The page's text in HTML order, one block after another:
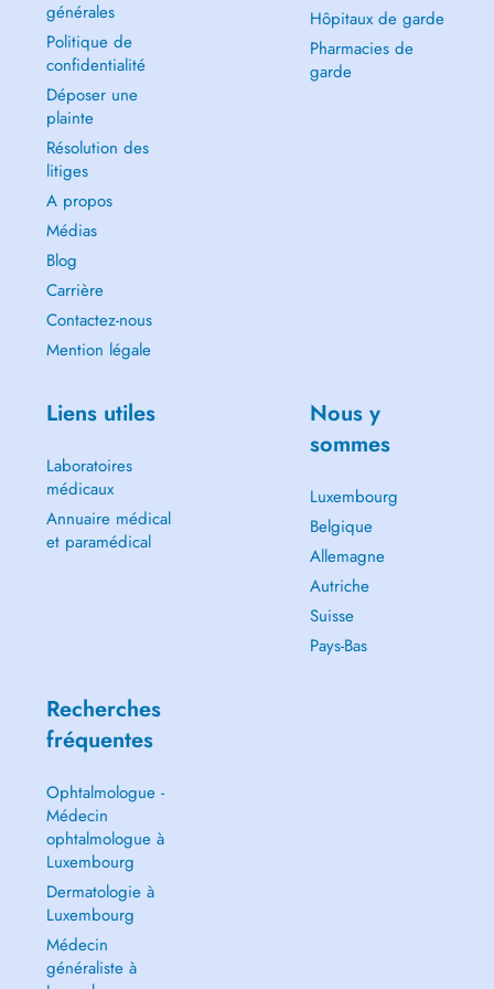
générales
Politique de
confidentialité
Déposer une
plainte
Résolution des
litiges
A propos
Médias
Blog
Carrière
Contactez-nous
Mention légale
Hôpitaux de garde
Pharmacies de
garde
Liens utiles
Laboratoires
médicaux
Annuaire médical
et paramédical
Nous y
sommes
Luxembourg
Belgique
Allemagne
Autriche
Suisse
Pays-Bas
Recherches
fréquentes
Ophtalmologue -
Médecin
ophtalmologue à
Luxembourg
Dermatologie à
Luxembourg
Médecin
généraliste à